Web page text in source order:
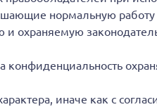
нормальную работу
охраняемую
иначе как с